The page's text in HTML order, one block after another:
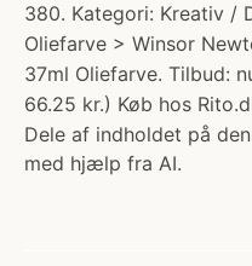
380. Kategori: Kreativ /
Oliefarve > Winsor
37ml Oliefarve. Tilbud:
66.25 kr.) Køb hos
Dele af indholdet på
med hjælp fra AI.